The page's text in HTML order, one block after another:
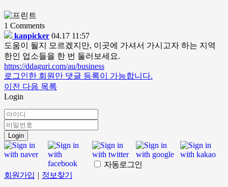
1 Comments
kanpicker 04.17 11:57
도움이 될지 모르겠지만, 이곳에 가셔서 가시고자 하는 지역
한인 업소들을 한 번 둘러보세요.
https://ddaguri.com/au/business
로그인한 회원만 댓글 등록이 가능합니다.
이전 다음 목록
Login
Login
자동로그인
회원가입 | 정보찾기